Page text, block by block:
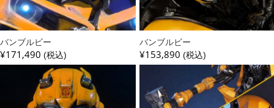
バンブルビー
¥171,490 (税込)
バンブルビー
¥153,890 (税込)